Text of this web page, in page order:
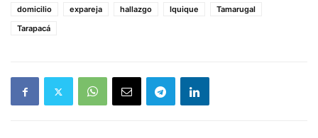
domicilio
expareja hallazgo Iquique
Tamarugal
Tarapacá